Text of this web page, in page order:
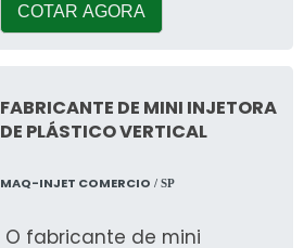
COTAR AGORA
FABRICANTE DE MINI INJETORA
DE PLÁSTICO VERTICAL
MAQ-INJET COMERCIO / SP
O fabricante de mini